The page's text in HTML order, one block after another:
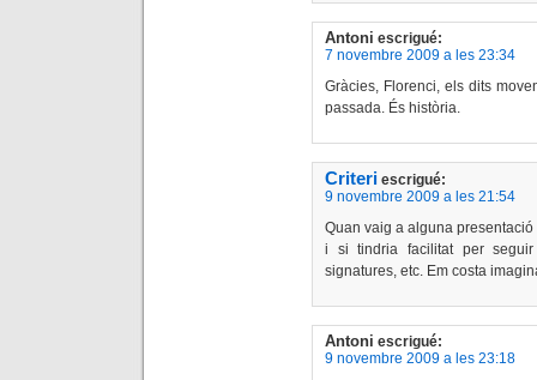
Antoni escrigué:
7 novembre 2009 a les 23:34
Gràcies, Florenci, els dits
passada. És història.
Criteri escrigué:
9 novembre 2009 a les 21:54
Quan vaig a alguna
i si tindria facilitat per seguir
signatures, etc. Em costa
Antoni escrigué:
9 novembre 2009 a les 23:18